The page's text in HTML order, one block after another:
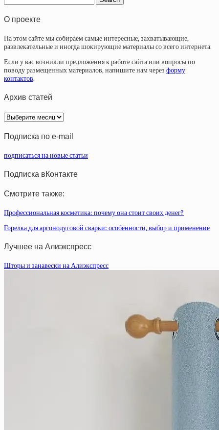
О проекте
На этом сайте мы собираем самые интересные, захватывающие,
развлекательные и иногда шокирующие материалы со всего интернета.
Если у вас возникли предложения к работе сайта или вопросы по
поводу размещенных материалов, напишите нам через форму
контактов.
Архив статей
Архив
статей
Подписка по e-mail
подписаться на новые статьи
Подписка вКонтакте
Смотрите также:
Профессиональная косметика: почему она стоит своих денег?
Горелка для аргонодуговой сварки: особенности, выбор и применение
Лучшее на Алиэкспресс
Шторы и занавески на Алиэкспресс